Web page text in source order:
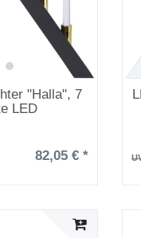
"Halla", 7
LED
82,05 € *